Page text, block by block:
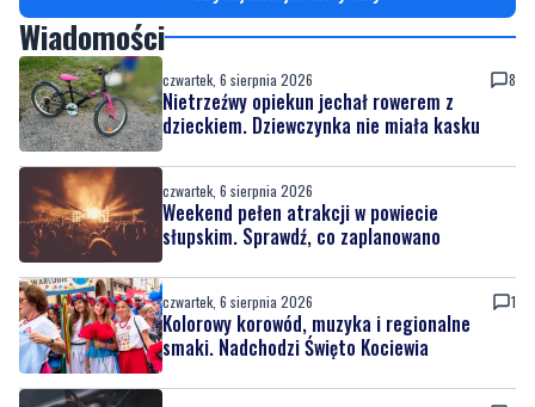
Wiadomości
czwartek, 6 sierpnia 2026 8
Nietrzeźwy opiekun jechał rowerem z
dzieckiem. Dziewczynka nie miała kasku
czwartek, 6 sierpnia 2026
Weekend pełen atrakcji w powiecie
słupskim. Sprawdź, co zaplanowano
czwartek, 6 sierpnia 2026 1
Kolorowy korowód, muzyka i regionalne
smaki. Nadchodzi Święto Kociewia